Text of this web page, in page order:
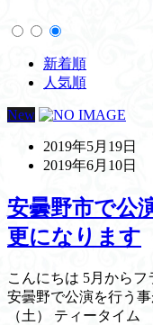
新着順
人気順
New
2019年5月19日
2019年6月10日
安曇野市で公
更になります
こんにちは 5月から
安曇野で公演を行う
（土） ティータイ